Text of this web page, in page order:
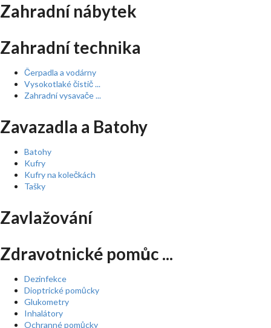
Zahradní nábytek
Zahradní technika
Čerpadla a vodárny
Vysokotlaké čistič ...
Zahradní vysavače ...
Zavazadla a Batohy
Batohy
Kufry
Kufry na kolečkách
Tašky
Zavlažování
Zdravotnické pomůc ...
Dezinfekce
Dioptrické pomůcky
Glukometry
Inhalátory
Ochranné pomůcky